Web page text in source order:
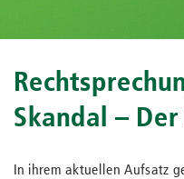
Skandal –
In ihrem aktuellen Aufsatz